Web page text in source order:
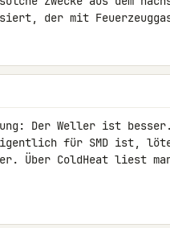
der mit
Der Weller ist
für SMD ist, löte
Über ColdHeat liest